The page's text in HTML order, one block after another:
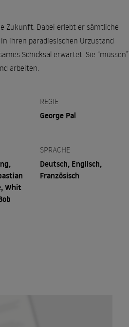
Zukunft. Dabei erlebt er sämtliche
ihren paradiesischen Urzustand
Schicksal erwartet. Sie “müssen”
arbeiten.
REGIE
George Pal
Whit
SPRACHE
Deutsch, Englisch,
Französisch